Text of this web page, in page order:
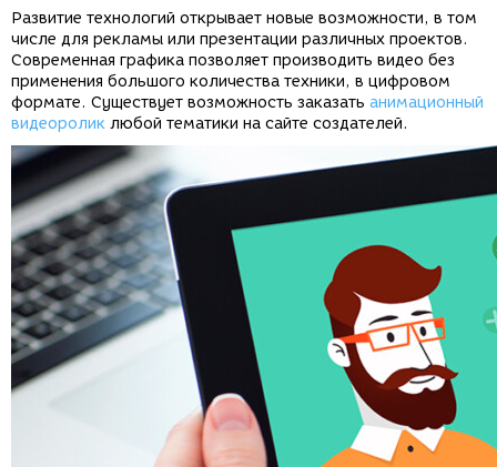
Развитие технологий открывает новые возможности, в том
числе для рекламы или презентации различных проектов.
Современная графика позволяет производить видео без
применения большого количества техники, в цифровом
формате. Существует возможность заказать анимационный
видеоролик любой тематики на сайте создателей.